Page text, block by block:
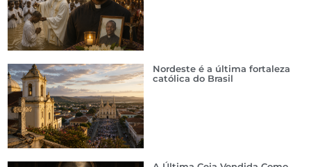
Nordeste é a última fortaleza
católica do Brasil